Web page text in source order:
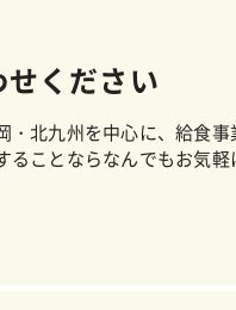
ください
・北九州を中心に、給食
ことならなんでもお気軽